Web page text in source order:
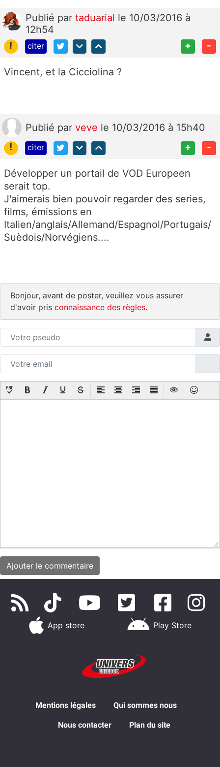
Publié par taduarial le 10/03/2016 à
12h54
!
citer + -
Vincent, et la Cicciolina ?
Publié par veve le 10/03/2016 à 15h40
!
citer + -
Développer un portail de VOD Europeen
serait top.
J'aimerais bien pouvoir regarder des series,
films, émissions en
Italien/anglais/Allemand/Espagnol/Portugais/
Suèdois/Norvégiens....
Bonjour, avant de poster, veuillez vous assurer
d'avoir pris connaissance des règles.
App store Play Store
Mentions légales Qui sommes nous
Nous contacter Plan du site